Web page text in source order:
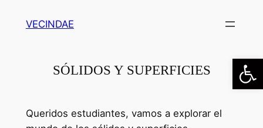
VECINDAE
SÓLIDOS Y SUPERFICIES
Queridos estudiantes, vamos a explorar el
Abrir